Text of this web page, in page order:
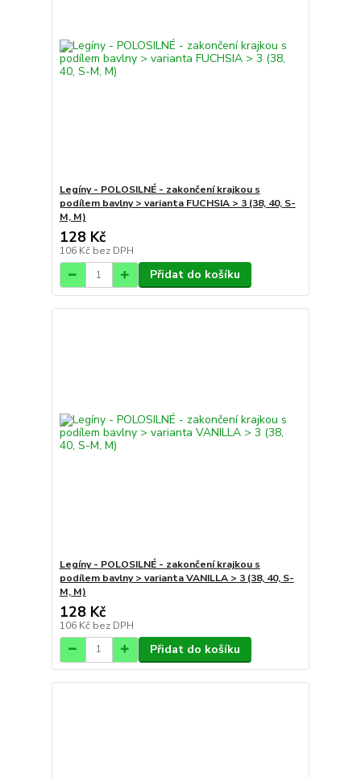
Legíny - POLOSILNÉ - zakončení krajkou s
podílem bavlny > varianta FUCHSIA > 3 (38, 40, S-
M, M)
128 Kč
106 Kč bez DPH
Přidat do košíku
Legíny - POLOSILNÉ - zakončení krajkou s
podílem bavlny > varianta VANILLA > 3 (38, 40, S-
M, M)
128 Kč
106 Kč bez DPH
Přidat do košíku